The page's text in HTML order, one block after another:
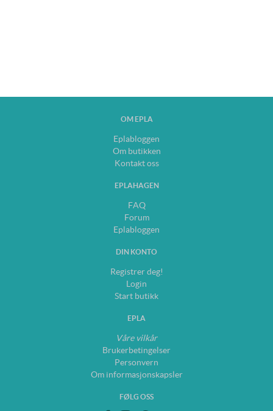
OM EPLA
Eplabloggen
Om butikken
Kontakt oss
EPLAHAGEN
FAQ
Forum
Eplabloggen
DIN KONTO
Registrer deg!
Login
Start butikk
EPLA
Våre vilkår
Brukerbetingelser
Personvern
Om informasjonskapsler
FØLG OSS